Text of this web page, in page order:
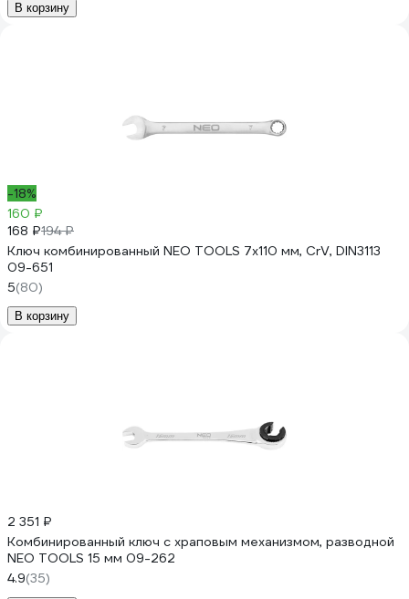
В корзину
-18%
160 ₽
168 ₽194 ₽
Ключ комбинированный NEO TOOLS 7x110 мм, CrV, DIN3113
09-651
5(80)
В корзину
2 351 ₽
Комбинированный ключ с храповым механизмом, разводной
NEO TOOLS 15 мм 09-262
4.9(35)